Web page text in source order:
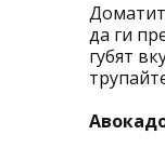
да ги
губят